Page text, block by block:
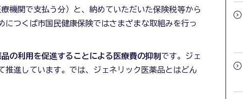
機関で支払う分）と、納めていただいた保険税等から
につくば市国民健康保険ではさまざまな取組みを行っ
の利用を促進することによる医療費の抑制 です。ジェ
推進しています。では、ジェネリック医薬品とはどん